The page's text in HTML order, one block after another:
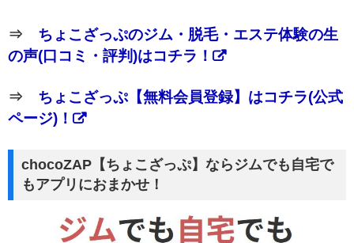
⇒ ちょこざっぷのジム・脱毛・エステ体験の生
の声(口コミ・評判)はコチラ！
⇒ ちょこざっぷ【無料会員登録】はコチラ(公式
ページ)！
chocoZAP【ちょこざっぷ】ならジムでも自宅で
もアプリにおまかせ！